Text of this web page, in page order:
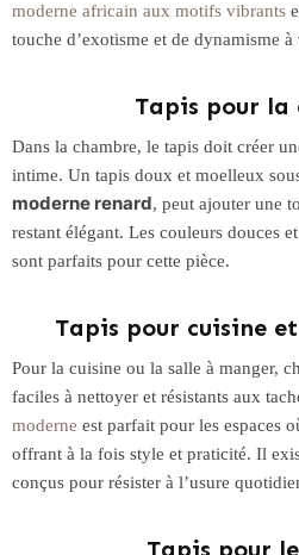
moderne africain aux motifs vibrants
touche d’exotisme et de dynamisme à
Tapis pour la
Dans la chambre, le tapis doit créer
intime. Un tapis doux et moelleux
moderne renard, peut ajouter une
restant élégant. Les couleurs douces
sont parfaits pour cette pièce.
Tapis pour cuisine
Pour la cuisine ou la salle à manger,
faciles à nettoyer et résistants aux
moderne est parfait pour les espaces
offrant à la fois style et praticité. Il
conçus pour résister à l’usure
Tapis pour